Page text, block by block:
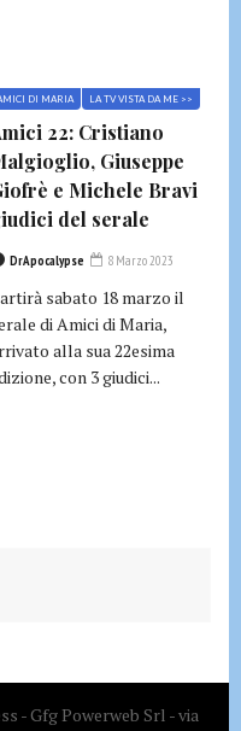
DI MARIA LA TV VISTA DA ME >>
22: Cristiano
Giuseppe
e Michele Bravi
del serale
DrApocalypse 8 Marzo 2023
sabato 18 marzo il
di Amici di Maria,
alla sua 22esima
con 3 giudici...
- Gfg Powerweb Srl - via